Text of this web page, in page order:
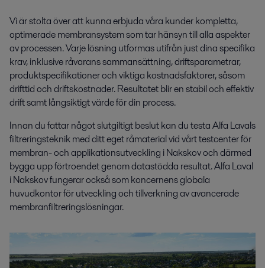
Vi är stolta över att kunna erbjuda våra kunder kompletta,
optimerade membransystem som tar hänsyn till alla aspekter
av processen. Varje lösning utformas utifrån just dina specifika
krav, inklusive råvarans sammansättning, driftsparametrar,
produktspecifikationer och viktiga kostnadsfaktorer, såsom
drifttid och driftskostnader. Resultatet blir en stabil och effektiv
drift samt långsiktigt värde för din process.
Innan du fattar något slutgiltigt beslut kan du testa Alfa Lavals
filtreringsteknik med ditt eget råmaterial vid vårt testcenter för
membran- och applikationsutveckling i Nakskov och därmed
bygga upp förtroendet genom datastödda resultat. Alfa Laval
i Nakskov fungerar också som koncernens globala
huvudkontor för utveckling och tillverkning av avancerade
membranfiltreringslösningar.